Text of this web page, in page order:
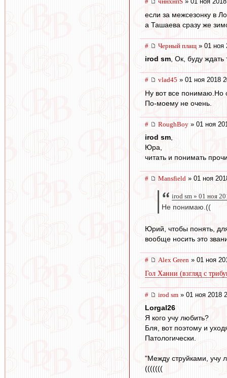
если за межсезонку в
а Ташаева сразу же
# Черный плащ » 01 ноя
irod sm, Ок, буду
# vlad45 » 01 ноя 2018
Ну вот все понимаю.Но
По-моему не очень.
# RoughBoy » 01 ноя
irod sm,
Юра,
читать и понимать
# Mansfield » 01 ноя
irod sm » 01 ноя
Не понимаю.((
Юрий, чтобы понять,
вообще носить это
# Alex Green » 01 ноя
Гол Ханни (взгляд с
# irod sm » 01 ноя 2018
Lorgal26
Я кого учу любить?
Бля, вот поэтому и
Патологически.
"Между струйками, учу
(((((((